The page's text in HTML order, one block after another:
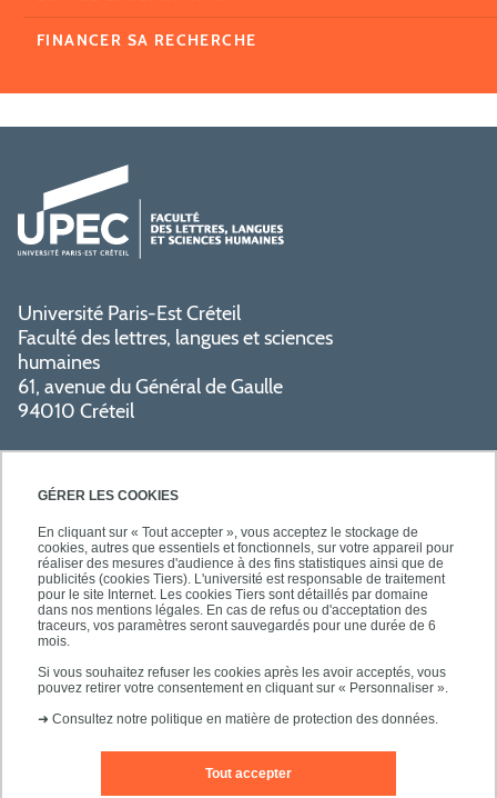
GÉRER LES COOKIES
En cliquant sur « Tout accepter », vous acceptez le stockage de
cookies, autres que essentiels et fonctionnels, sur votre appareil pour
réaliser des mesures d'audience à des fins statistiques ainsi que de
publicités (cookies Tiers). L'université est responsable de traitement
pour le site Internet. Les cookies Tiers sont détaillés par domaine
dans nos mentions légales. En cas de refus ou d'acceptation des
traceurs, vos paramètres seront sauvegardés pour une durée de 6
mois.
Si vous souhaitez refuser les cookies après les avoir acceptés, vous
pouvez retirer votre consentement en cliquant sur « Personnaliser ».
➜ Consultez notre politique en matière de protection des données.
Tout accepter
FINANCER SA RECHERCHE
Université Paris-Est Créteil
Faculté des lettres, langues et sciences
humaines
61, avenue du Général de Gaulle
94010 Créteil
PRATIQUE
NOS FORMATIONS
Nous contacter